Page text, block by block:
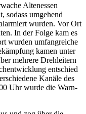
Altenessen
sodass umgehend
wurden. Vor Ort
In der Folge kam es
wurden umfangreiche
kamen unter
mehrere Drehleitern
entschied
Kanäle des
Uhr wurde die Warn-